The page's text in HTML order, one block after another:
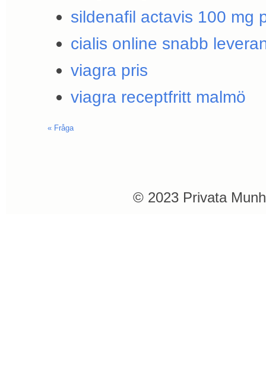
sildenafil actavis 100 mg
cialis online snabb
viagra pris
viagra receptfritt malmö
« Fråga
© 2023 Privata